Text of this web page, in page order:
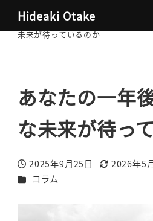
Hideaki Otake
大竹秀明 公式サイト
未来が待っているのか
あなたの一年
な未来が待っ
投稿日
2025年9月25日
更新日
2026年5
カテゴリー
コラム